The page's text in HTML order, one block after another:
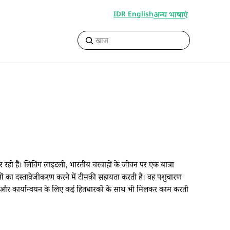
IDR Englishअन्य भाषाएं
हैं। लिविंग लाइटली, भारतीय चरवाहों के जीवन पर एक यात्रा
का दस्तावेजीकरण करने में टीमकी सहायता करती हैं। वह पशुचारण
कार्यान्वयन के लिए कई हितधारकों के साथ भी मिलकर काम करती